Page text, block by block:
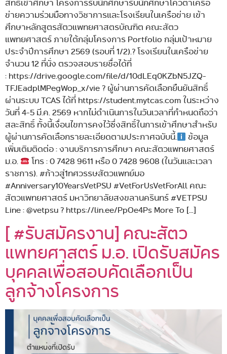
สิทธิ์เข้าศึกษา โครงการรับนักศึกษารับนักศึกษาโควตาเครือ
ข่ายความร่วมมือทางวิชาการและโรงเรียนในเครือข่าย เข้า
ศึกษาหลักสูตรสัตวแพทยศาสตรบัณฑิต คณะสัตว
แพทยศาสตร์ ภายใต้กลุ่มโครงการ Portfolio กลุ่มเป้าหมาย
ประจำปีการศึกษา 2569 (รอบที่ 1/2).? โรงเรียนในเครือข่าย
จำนวน 12 ที่นั่ง ตรวจสอบรายชื่อได้ที่
: https://drive.google.com/file/d/10dLEq0KZbN5JZQ-
TFJEadplMPegWop_x/vie ? ผู้ผ่านการคัดเลือกยืนยันสิทธิ์
ผ่านระบบ TCAS ได้ที่ https://student.mytcas.com ในระหว่าง
วันที่ 4-5 มี.ค. 2569 หากไม่ดำเนินการในวันเวลาที่กำหนดถือว่า
สละสิทธิ์ ทั้งนี้เงื่อนไขการคงไว้ซึ่งสิทธิ์ในการเข้าศึกษาสำหรับ
ผู้ผ่านการคัดเลือกรายละเอียดตามประกาศฉบับนี้.
ข้อมูล
เพิ่มเติมติดต่อ : งานบริการการศึกษา คณะสัตวแพทยศาสตร์
ม.อ.
โทร : 0 7428 9611 หรือ 0 7428 9608 (ในวันและเวลา
ราชการ). #ก้าวสู่1ทศวรรษสัตวแพทย์มอ
#Anniversary10YearsVetPSU #VetForUsVetForAll คณะ
สัตวแพทยศาสตร์ มหาวิทยาลัยสงขลานครินทร์ #VETPSU
Line : @vetpsu ? https://lin.ee/PpOe4Ps More To […]
[ #รับสมัครงาน] คณะสัตว
แพทยศาสตร์ ม.อ. เปิดรับสมัคร
บุคคลเพื่อสอบคัดเลือกเป็น
ลูกจ้างโครงการ